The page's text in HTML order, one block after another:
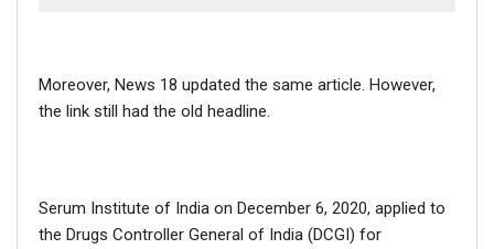
Moreover, News 18 updated the same article. However,
the link still had the old headline.
Serum Institute of India on December 6, 2020, applied to
the Drugs Controller General of India (DCGI) for